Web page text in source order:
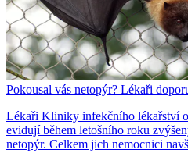
Pokousal vás netopýr? Lékaři
Lékaři Kliniky infekčního lékařství
evidují během letošního roku
netopýr. Celkem jich nemocnici